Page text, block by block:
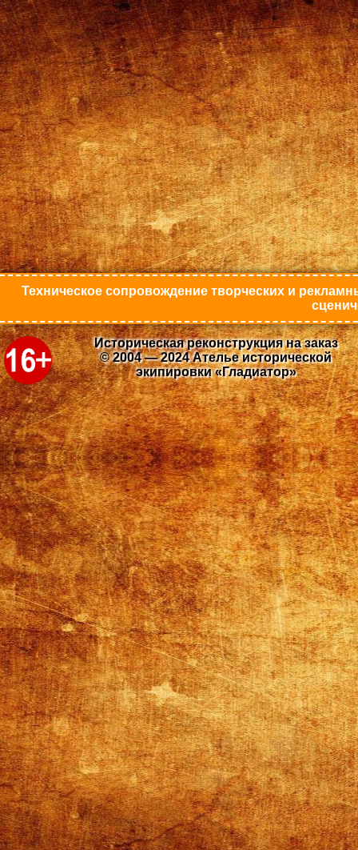
Техническое сопровождение творческих и
Историческая реконструкция на заказ
© 2004 — 2024 Ателье исторической
экипировки «Гладиатор»